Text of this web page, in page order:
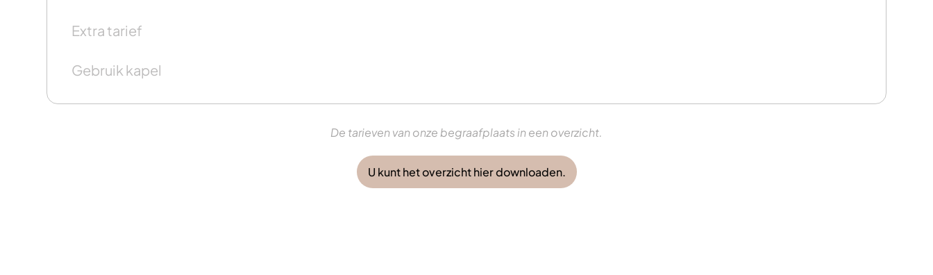
Extra tarief
Gebruik kapel
De tarieven van onze begraafplaats in een overzicht.
U kunt het overzicht hier downloaden.